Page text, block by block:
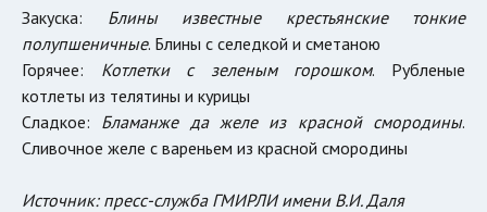
Закуска: Блины известные крестьянские тонкие
полупшеничные. Блины с селедкой и сметаною
Горячее: Котлетки с зеленым горошком. Рубленые
котлеты из телятины и курицы
Сладкое: Бламанже да желе из красной смородины.
Сливочное желе с вареньем из красной смородины
Источник: пресс-служба ГМИРЛИ имени В.И. Даля